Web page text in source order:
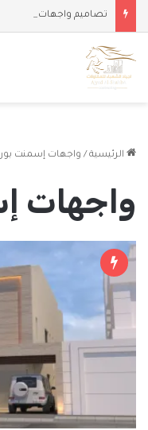
تصاميم واجهات وملاحق
الرئيسية / واجهات إسمنت
واجهات